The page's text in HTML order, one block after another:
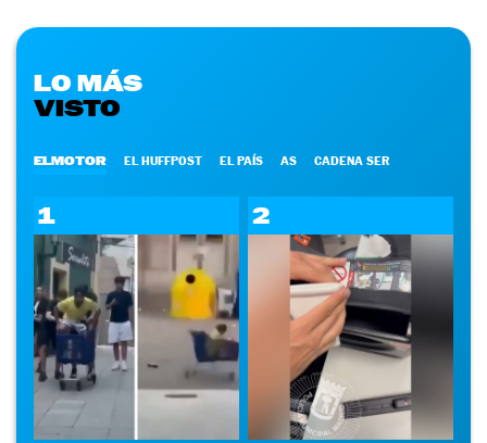
LO MÁS
VISTO
ELMOTOR EL HUFFPOST EL PAÍS AS CADENA SER
1 2